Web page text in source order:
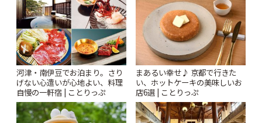
河津・南伊豆でお泊まり。さり
げない心遣いが心地よい、料理
自慢の一軒宿 | ことりっぷ
まあるい幸せ♪ 京都で行きた
い、ホットケーキの美味しいお
店6選 | ことりっぷ